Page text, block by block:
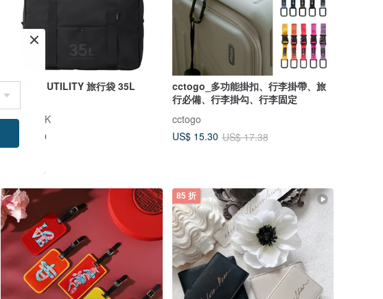
MILESTO UTILITY 旅行袋 35L
BRUNO HK
US$ 45.60
cctogo_多功能掛扣、行李掛帶、旅
行必備、行李掛勾、行李固定
cctogo
US$ 15.30 US$ 17.38
85 折